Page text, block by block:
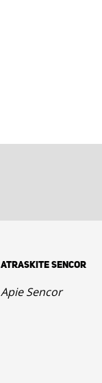
ATRASKITE SENCOR
Apie Sencor